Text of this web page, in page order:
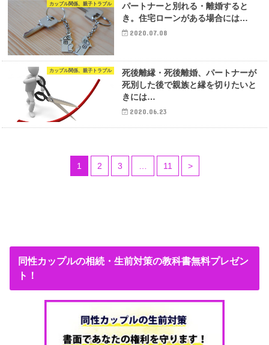
カップル関係、親子トラブル
パートナーと別れる・離婚すると
き。住宅ローンがある場合には…
2020.07.08
カップル関係、親子トラブル
死後離縁・死後離婚、パートナーが
死別した後で親族と縁を切りたいと
きには…
2020.06.23
1 2 3 11 >
同性カップルの相続・生前対策の教科書無料プレゼン
ト！